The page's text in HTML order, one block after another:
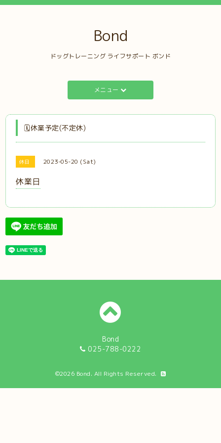
Bond
ドッグトレーニング ライフサポート ボンド
メニュー
🗓️休業予定(不定休)
休日 2023-05-20 (Sat)
休業日
Bond
025-788-0222
©2026 Bond. All Rights Reserved.